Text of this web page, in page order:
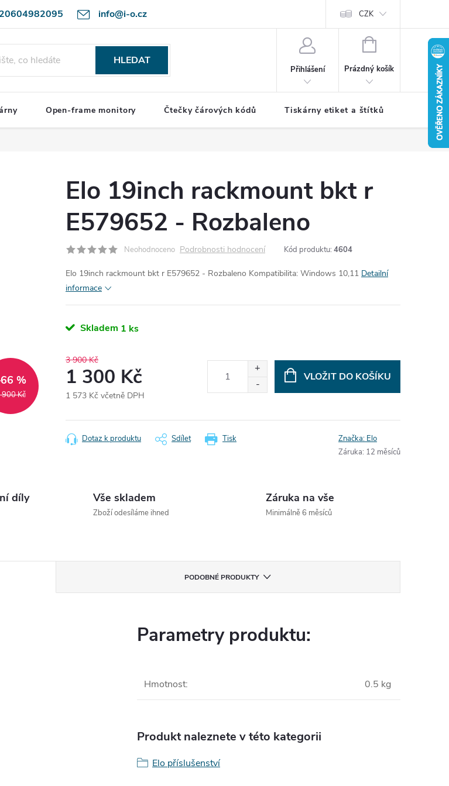
info@i-o.cz CZK
HLEDAT
Přihlášení
NÁKUPNÍ
Prázdný košík
Open-frame monitory Čtečky čárových kódů Tiskárny etiket a štítků
900 Kč
%
Elo 19inch rackmount bkt r
E579652 - Rozbaleno
Neohodnoceno Podrobnosti hodnocení Kód produktu: 4604
Elo 19inch rackmount bkt r E579652 - Rozbaleno Kompatibilita: Windows 10,11 Detailní
informace
Skladem 1 ks
3 900 Kč
1 300 Kč
1 573 Kč včetně DPH
cena:
VLOŽIT DO KOŠÍKU
Tisk
Dotaz k produktu Sdílet Značka: Elo
Záruka: 12 měsíců
díly Vše skladem
Zboží odesíláme ihned
Záruka na vše
Minimálně 6 měsíců
PODOBNÉ PRODUKTY
Parametry produktu:
Hmotnost: 0.5 kg
Produkt naleznete v této kategorii
Elo příslušenství